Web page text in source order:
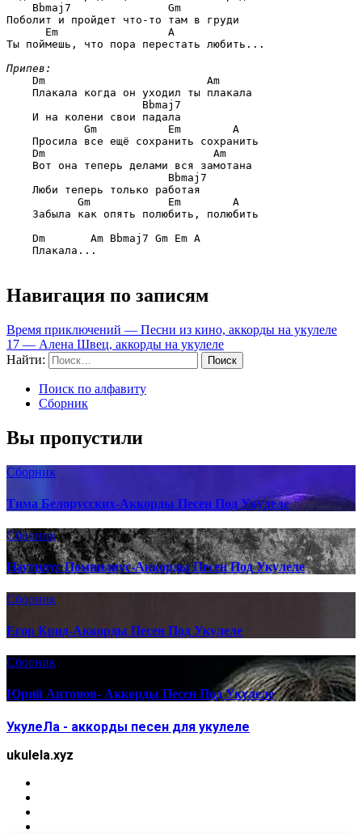
    Bbmaj7               Gm
      Em                 A
Ты поймешь, что пора перестать любить...
Припев:
Dm                         Am
    Плакала когда он уходил ты плакала
                 Bbmaj7
    И на колени свои падала
        Gm           Em        A
    Просила все ещё сохранить сохранить
Dm                          Am
    Вот она теперь делами вся замотана
                     Bbmaj7
    Люби теперь только работая
       Gm            Em        A
    Забыла как опять полюбить, полюбить
Dm       Am Bbmaj7 Gm Em A
    Плакала...
Навигация по записям
Время приключений — Песни из кино, аккорды на укулеле
17 — Алена Швец, аккорды на укулеле
Найти:
Поиск по алфавиту
Сборник
Вы пропустили
Сборник
Тима Белорусских-Аккорды Песен Под Укулеле
Сборник
Наутилус Помпилиус-Аккорды Песен Под Укулеле
Сборник
Егор Крид-Аккорды Песен Под Укулеле
Сборник
Юрий Антонов- Аккорды Песен Под Укулеле
УкулеЛа - аккорды песен для укулеле
ukulela.xyz